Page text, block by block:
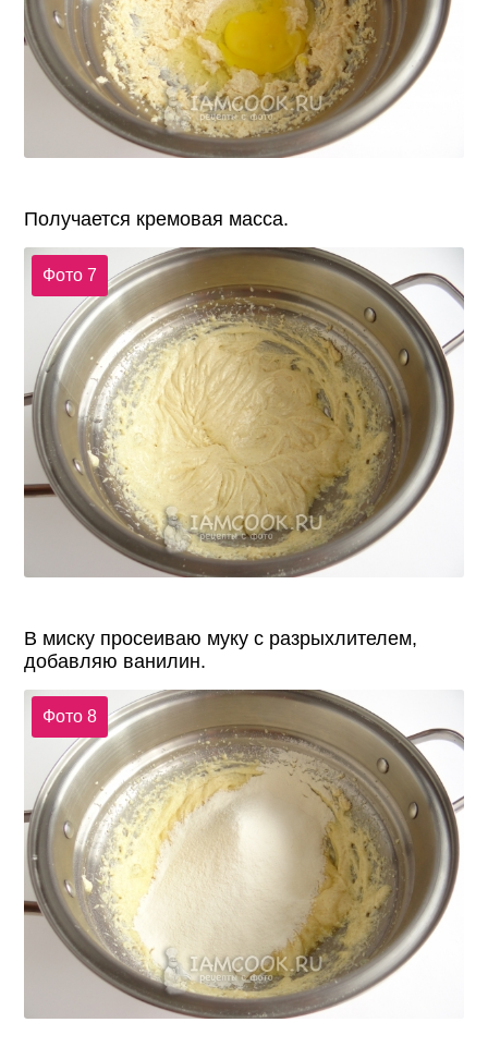
Получается кремовая масса.
Фото 7
В миску просеиваю муку с разрыхлителем,
добавляю ванилин.
Фото 8